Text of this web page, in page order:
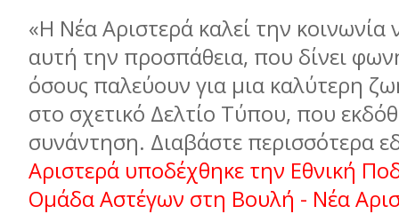
«Η Νέα Αριστερά καλεί την κοινωνία
αυτή την προσπάθεια, που δίνει
όσους παλεύουν για μια καλύτερη
στο σχετικό Δελτίο Τύπου, που
συνάντηση. Διαβάστε περισσότερα
Αριστερά υποδέχθηκε την Εθνική
Ομάδα Αστέγων στη Βουλή - Νέα